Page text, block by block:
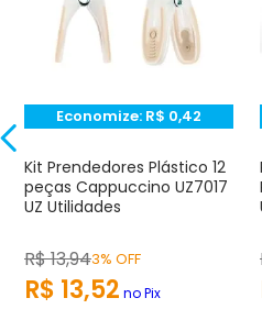
Avalie o produto de 1
★ ★★ ☆☆
Endereço de e-mail
Escrever avaliação
Economize: R$ 0,42
Kit Prendedores Plástico 12
peças Cappuccino UZ7017
UZ Utilidades
R$13,943% OFF
R$ 13,52 no Pix